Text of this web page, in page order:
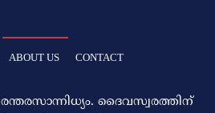
ABOUT US CONTACT
ദൈവസ്വരത്തിന്‌